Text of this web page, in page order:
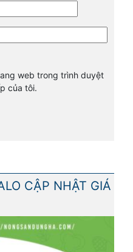
web trong trình duyệt
của tôi.
CẬP NHẬT GIÁ